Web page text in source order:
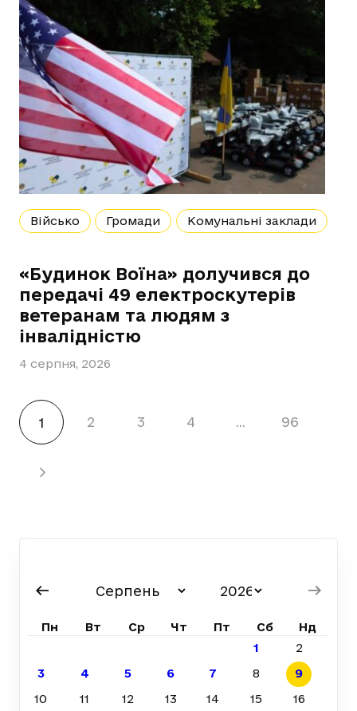
Військо Громади Комунальні заклади
«Будинок Воїна» долучився до
передачі 49 електроскутерів
ветеранам та людям з
інвалідністю
4 серпня, 2026
1 2 3 4 … 96
Пн Вт Ср Чт Пт Сб
Нд
1
2
3
4 5 6 7 8
9
10
11 12 13 14 15
16